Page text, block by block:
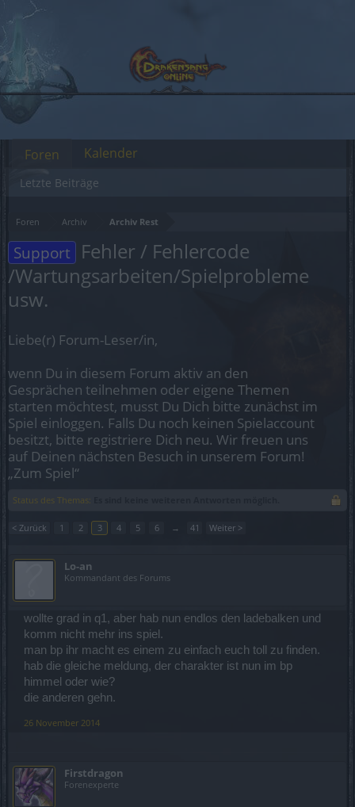
Foren Archiv Archiv Rest
Support Fehler / Fehlercode
/Wartungsarbeiten/Spielprobleme
usw.
Liebe(r) Forum-Leser/in,
wenn Du in diesem Forum aktiv an den
Gesprächen teilnehmen oder eigene Themen
starten möchtest, musst Du Dich bitte zunächst im
Spiel einloggen. Falls Du noch keinen Spielaccount
besitzt, bitte registriere Dich neu. Wir freuen uns
auf Deinen nächsten Besuch in unserem Forum!
„Zum Spiel“
Status des Themas:
< Zurück 1 2 3 4 5 6 → 41 Weiter >
Lo-an
Kommandant des Forums
wollte grad in q1, aber hab nun endlos den ladebalken und
komm nicht mehr ins spiel.
man bp ihr macht es einem zu einfach euch toll zu finden.
hab die gleiche meldung, der charakter ist nun im bp
himmel oder wie?
die anderen gehn.
26 November 2014
Firstdragon
Forenexperte
Foren
Letzte Beiträge
Kalender